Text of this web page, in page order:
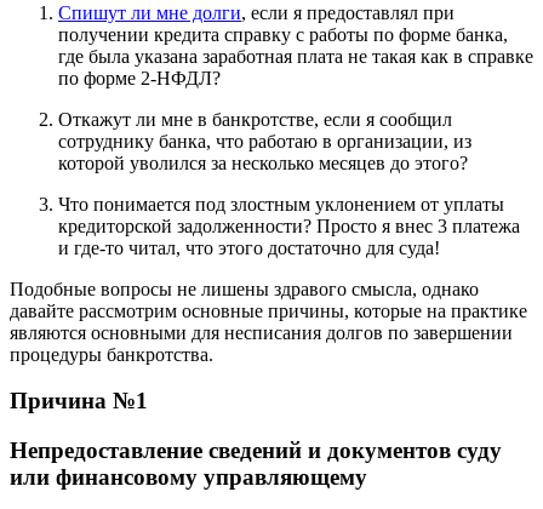
Спишут ли мне долги, если я предоставлял при
получении кредита справку с работы по форме банка,
где была указана заработная плата не такая как в справке
по форме 2-НФДЛ?
Откажут ли мне в банкротстве, если я сообщил
сотруднику банка, что работаю в организации, из
которой уволился за несколько месяцев до этого?
Что понимается под злостным уклонением от уплаты
кредиторской задолженности? Просто я внес 3 платежа
и где-то читал, что этого достаточно для суда!
Подобные вопросы не лишены здравого смысла, однако
давайте рассмотрим основные причины, которые на практике
являются основными для несписания долгов по завершении
процедуры банкротства.
Причина №1
Непредоставление сведений и документов суду
или финансовому управляющему